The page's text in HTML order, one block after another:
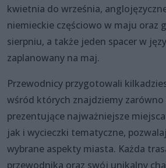
kwietnia do września,
niemieckie częściowo w maju oraz
sierpniu, a także jeden spacer w
zaplanowany na maj.
Przewodnicy przygotowali
wśród których znajdziemy zarówno
prezentujące najważniejsze
jak i wycieczki tematyczne,
wybrane aspekty miasta. Każda
przewodnika oraz swój unikalny